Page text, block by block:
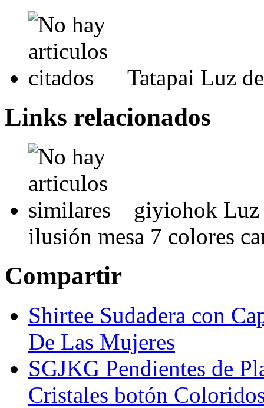
Tatapai Luz
Links relacionados
giyiohok Luz
ilusión mesa 7 colores
Compartir
Shirtee Sudadera con
De Las Mujeres
SGJKG Pendientes de
Cristales botón